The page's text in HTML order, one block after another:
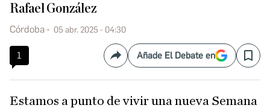
Rafael González
Córdoba 05 abr. 2025 - 04:30
1 CompartirAñade El Debate en Save
Estamos a punto de vivir una nueva Semana